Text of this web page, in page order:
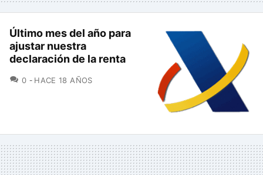
Último mes del año para
ajustar nuestra
declaración de la renta
0 COMENTARIOS
HACE 18 AÑOS